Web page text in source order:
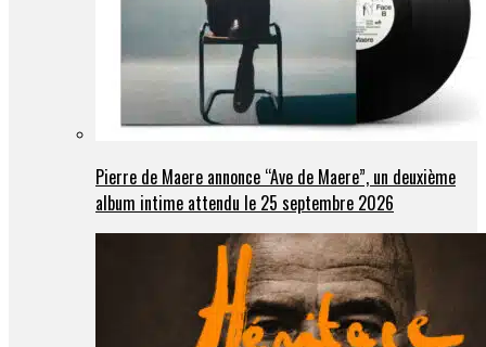
Pierre de Maere annonce “Ave de Maere”, un deuxième
album intime attendu le 25 septembre 2026